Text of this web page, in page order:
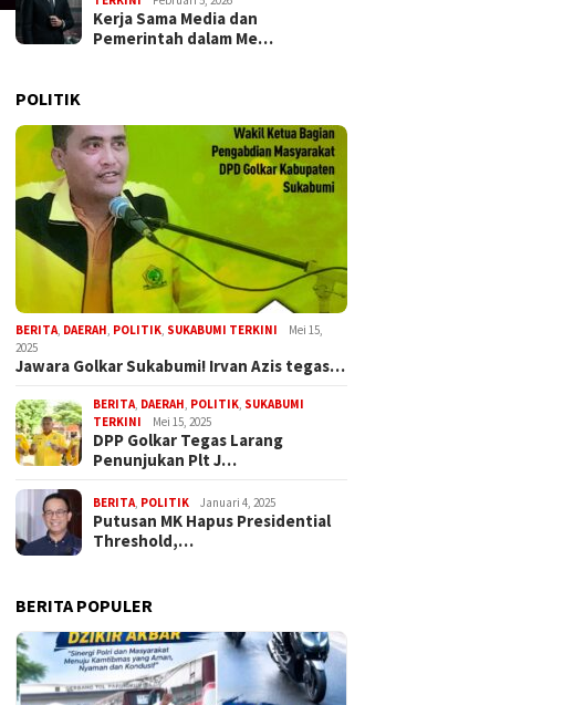
Kerja Sama Media dan
Pemerintah dalam Me…
POLITIK
BERITA DAERAH POLITIK SUKABUMI TERKINI
Mei 15,
2025
Jawara Golkar Sukabumi! Irvan Azis tegas…
BERITA DAERAH POLITIK SUKABUMI
TERKINI
Mei 15, 2025
DPP Golkar Tegas Larang
Penunjukan Plt J…
BERITA POLITIK Januari 4, 2025
Putusan MK Hapus Presidential
Threshold,…
BERITA POPULER